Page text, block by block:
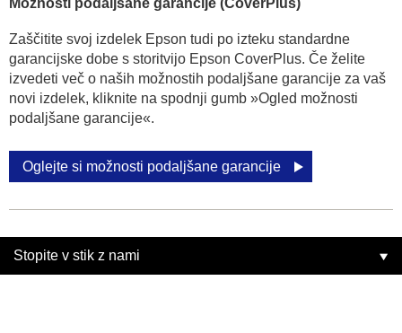
Možnosti podaljšane garancije (CoverPlus)
Zaščitite svoj izdelek Epson tudi po izteku standardne
garancijske dobe s storitvijo Epson CoverPlus. Če želite
izvedeti več o naših možnostih podaljšane garancije za vaš
novi izdelek, kliknite na spodnji gumb »Ogled možnosti
podaljšane garancije«.
Oglejte si možnosti podaljšane garancije
Stopite v stik z nami